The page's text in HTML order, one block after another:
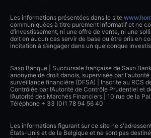
Les informations présentées dans le site
communiquées à titre purement informatif et ne
d’investissement, ni une offre de vente, ni une
doit en aucun cas servir de base ou être pris en
incitation à s’engager dans un quelconque
Saxo Banque | Succursale française de Saxo
anonyme de droit danois, supervisée par l'autorité
surveillance financière (DFSA) | Inscrite au RCS
Contrôlée par l’Autorité de Contrôle Prudentiel et
l’Autorité des Marchés Financiers | 10 rue de la
Téléphone + 33 (0)1 78 94 56 40
Les informations figurant sur ce site ne
États-Unis et de la Belgique et ne sont pas